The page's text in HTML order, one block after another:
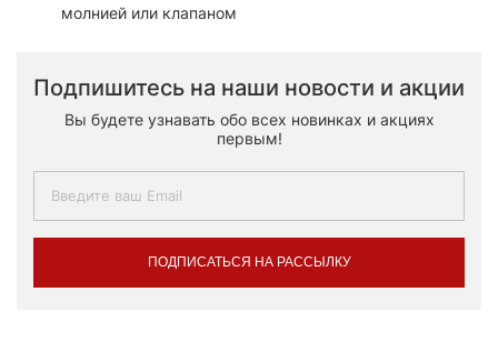
молнией или клапаном
Подпишитесь на наши новости и акции
Вы будете узнавать обо всех новинках и акциях
первым!
ПОДПИСАТЬСЯ НА РАССЫЛКУ